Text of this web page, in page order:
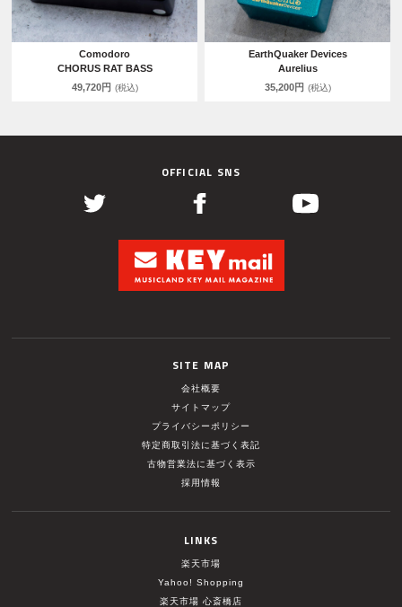
Comodoro
CHORUS RAT BASS
49,720円 (税込)
EarthQuaker Devices
Aurelius
35,200円 (税込)
OFFICIAL SNS
SITE MAP
会社概要
サイトマップ
プライバシーポリシー
特定商取引法に基づく表記
古物営業法に基づく表示
採用情報
LINKS
楽天市場
Yahoo! Shopping
楽天市場 心斎橋店